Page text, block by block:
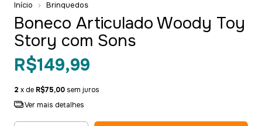
Início Brinquedos
Boneco Articulado Woody Toy
Story com Sons
R$149,99
2 x de R$75,00 sem juros
Ver mais detalhes